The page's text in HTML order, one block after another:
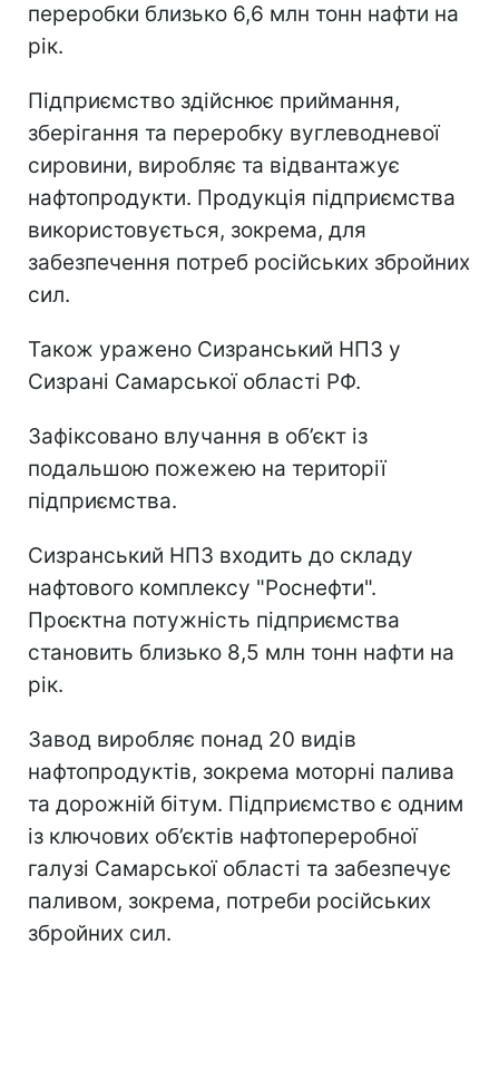
переробки близько 6,6 млн тонн нафти на
рік.
Підприємство здійснює приймання,
зберігання та переробку вуглеводневої
сировини, виробляє та відвантажує
нафтопродукти. Продукція підприємства
використовується, зокрема, для
забезпечення потреб російських збройних
сил.
Також уражено Сизранський НПЗ у
Сизрані Самарської області РФ.
Зафіксовано влучання в об’єкт із
подальшою пожежею на території
підприємства.
Сизранський НПЗ входить до складу
нафтового комплексу "Роснефти".
Проєктна потужність підприємства
становить близько 8,5 млн тонн нафти на
рік.
Завод виробляє понад 20 видів
нафтопродуктів, зокрема моторні палива
та дорожній бітум. Підприємство є одним
із ключових об’єктів нафтопереробної
галузі Самарської області та забезпечує
паливом, зокрема, потреби російських
збройних сил.